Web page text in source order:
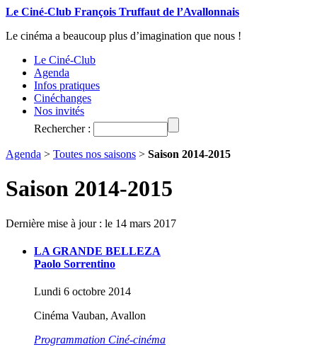
Le Ciné-Club François Truffaut de l’Avallonnais
Le cinéma a beaucoup plus d’imagination que nous !
Le Ciné-Club
Agenda
Infos pratiques
Cinéchanges
Nos invités
Rechercher :
Agenda > Toutes nos saisons > Saison 2014-2015
Saison 2014-2015
Dernière mise à jour : le 14 mars 2017
LA GRANDE BELLEZA
Paolo Sorrentino
Lundi 6 octobre 2014
Cinéma Vauban, Avallon
Programmation Ciné-cinéma